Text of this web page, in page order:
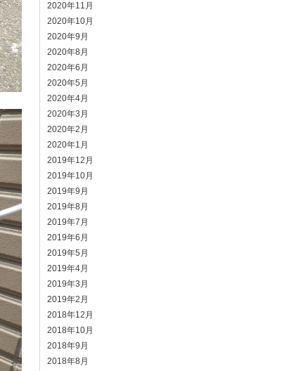
2020年11月
2020年10月
2020年9月
2020年8月
2020年6月
2020年5月
2020年4月
2020年3月
2020年2月
2020年1月
2019年12月
2019年10月
2019年9月
2019年8月
2019年7月
2019年6月
2019年5月
2019年4月
2019年3月
2019年2月
2018年12月
2018年10月
2018年9月
2018年8月